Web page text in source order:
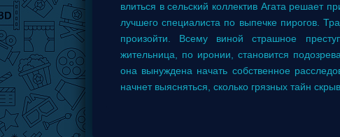
влиться в сельский коллектив Агата решает
лучшего специалиста по выпечке пирогов.
произойти. Всему виной страшное
жительница, по иронии, становится
она вынуждена начать собственное
начнет выясняться, сколько грязных тайн